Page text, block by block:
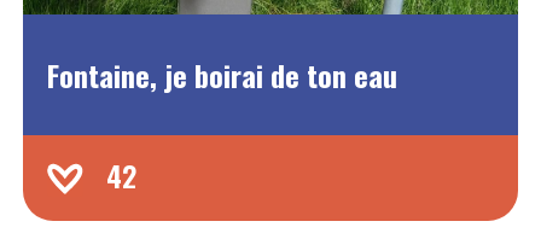
Fontaine, je boirai de ton eau
42